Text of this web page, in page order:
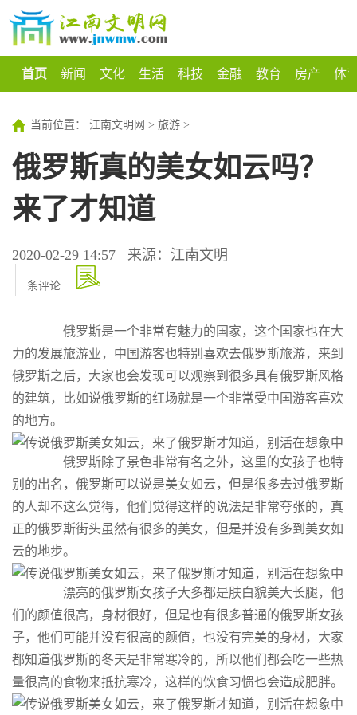
首页 新闻 文化 生活 科技 金融 教育 房产 体
当前位置： 江南文明网 > 旅游 >
俄罗斯真的美女如云吗？
来了才知道
2020-02-29 14:57 来源：江南文明
条评论
俄罗斯是一个非常有魅力的国家，这个国家也在大
力的发展旅游业，中国游客也特别喜欢去俄罗斯旅游，来到
俄罗斯之后，大家也会发现可以观察到很多具有俄罗斯风格
的建筑，比如说俄罗斯的红场就是一个非常受中国游客喜欢
的地方。
俄罗斯除了景色非常有名之外，这里的女孩子也特
别的出名，俄罗斯可以说是美女如云，但是很多去过俄罗斯
的人却不这么觉得，他们觉得这样的说法是非常夸张的，真
正的俄罗斯街头虽然有很多的美女，但是并没有多到美女如
云的地步。
漂亮的俄罗斯女孩子大多都是肤白貌美大长腿，他
们的颜值很高，身材很好，但是也有很多普通的俄罗斯女孩
子，他们可能并没有很高的颜值，也没有完美的身材，大家
都知道俄罗斯的冬天是非常寒冷的，所以他们都会吃一些热
量很高的食物来抵抗寒冷，这样的饮食习惯也会造成肥胖。